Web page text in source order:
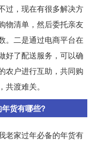
过，现在有很多解决方
物清单，然后委托亲友
。二是通过电商平台在
好了配送服务，可以确
农户进行互助，共同购
渡难关。
货有哪些?
老家过年必备的年货有